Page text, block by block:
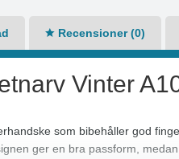
Recensioner (0)
Vinter
som bibehåller god
ger en bra passform,